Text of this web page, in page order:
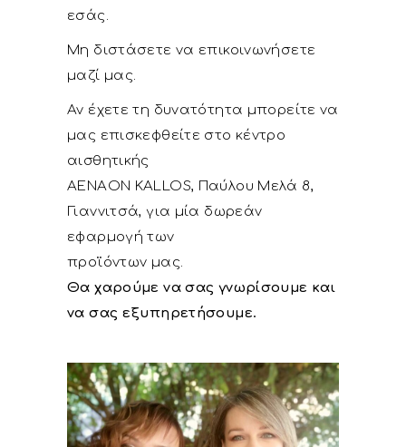
εσάς.
Μη διστάσετε να επικοινωνήσετε
μαζί μας.
Αν έχετε τη δυνατότητα μπορείτε να
μας επισκεφθείτε στο κέντρο
αισθητικής
AENAON KALLOS, Παύλου Μελά 8,
Γιαννιτσά, για μία δωρεάν
εφαρμογή των
προϊόντων μας.
Θα χαρούμε να σας γνωρίσουμε και
να σας εξυπηρετήσουμε.